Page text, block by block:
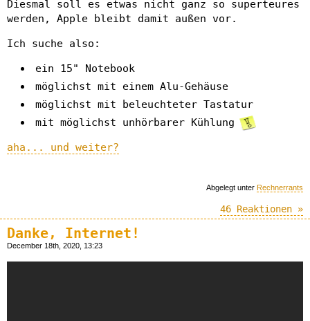
Diesmal soll es etwas nicht ganz so superteures
werden, Apple bleibt damit außen vor.
Ich suche also:
ein 15" Notebook
möglichst mit einem Alu-Gehäuse
möglichst mit beleuchteter Tastatur
mit möglichst unhörbarer Kühlung
aha... und weiter?
Abgelegt unter Rechnerrants
46 Reaktionen »
Danke, Internet!
December 18th, 2020, 13:23